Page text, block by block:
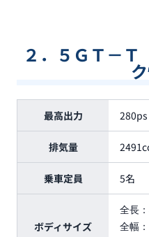
２．５ＧＴ－Ｔ
最高出力 280ps
排気量
乗車定員 5名
ボディサイズ
全長：
全幅：